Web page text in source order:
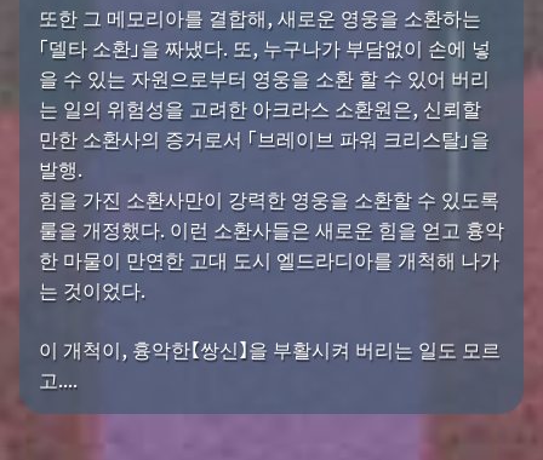
또한 그 메모리아를 결합해, 새로운 영웅을 소환하는
「델타 소환」을 짜냈다. 또, 누구나가 부담없이 손에 넣
을 수 있는 자원으로부터 영웅을 소환 할 수 있어 버리
는 일의 위험성을 고려한 아크라스 소환원은, 신뢰할
만한 소환사의 증거로서 「브레이브 파워 크리스탈」을
발행.
힘을 가진 소환사만이 강력한 영웅을 소환할 수 있도록
룰을 개정했다. 이런 소환사들은 새로운 힘을 얻고 흉악
한 마물이 만연한 고대 도시 엘드라디아를 개척해 나가
는 것이었다.
이 개척이, 흉악한【쌍신】을 부활시켜 버리는 일도 모르
고....